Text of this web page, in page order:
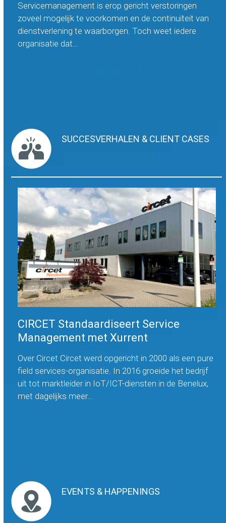
Servicemanagement is erop gericht verstoringen
zoveel mogelijk te voorkomen en de continuïteit van
dienstverlening te waarborgen. Toch weet iedere
organisatie dat…
SUCCESVERHALEN & CLIENT CASES
CIRCET Standaardiseert Service
Management met Xurrent
Over Circet Circet werd opgericht in 2000 als een pure
field services-organisatie. In 2016 groeide het bedrijf
uit tot marktleider in IoT/ICT-diensten in de Benelux,
met dagelijks meer…
EVENTS & HAPPENINGS